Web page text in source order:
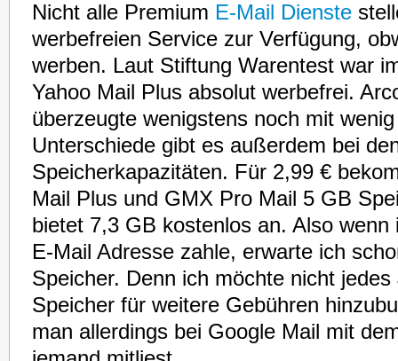
Nicht alle Premium E-Mail Dienste
werbefreien Service zur Verfügung,
werben. Laut Stiftung Warentest war
Yahoo Mail Plus absolut werbefrei.
überzeugte wenigstens noch mit
Unterschiede gibt es außerdem bei
Speicherkapazitäten. Für 2,99 €
Mail Plus und GMX Pro Mail 5 GB
bietet 7,3 GB kostenlos an. Also wenn
E-Mail Adresse zahle, erwarte ich
Speicher. Denn ich möchte nicht jedes
Speicher für weitere Gebühren
man allerdings bei Google Mail mit